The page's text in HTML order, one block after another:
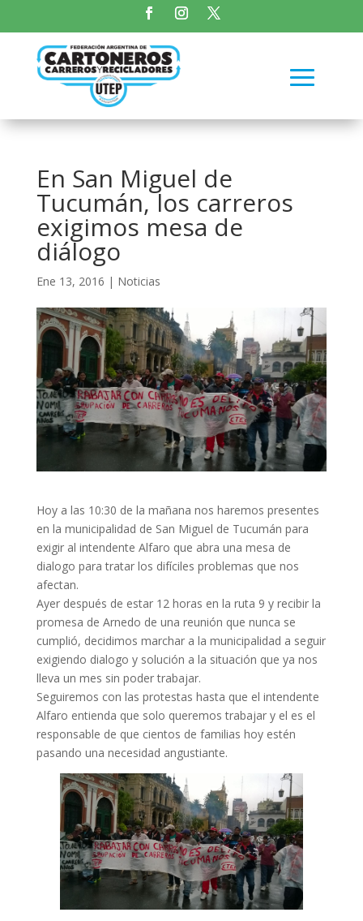
En San Miguel de
Tucumán, los carreros
exigimos mesa de
diálogo
Ene 13, 2016 | Noticias
Hoy a las 10:30 de la mañana nos haremos presentes
en la municipalidad de San Miguel de Tucumán para
exigir al intendente Alfaro que abra una mesa de
dialogo para tratar los difíciles problemas que nos
afectan.
Ayer después de estar 12 horas en la ruta 9 y recibir la
promesa de Arnedo de una reunión que nunca se
cumplió, decidimos marchar a la municipalidad a seguir
exigiendo dialogo y solución a la situación que ya nos
lleva un mes sin poder trabajar.
Seguiremos con las protestas hasta que el intendente
Alfaro entienda que solo queremos trabajar y el es el
responsable de que cientos de familias hoy estén
pasando una necesidad angustiante.